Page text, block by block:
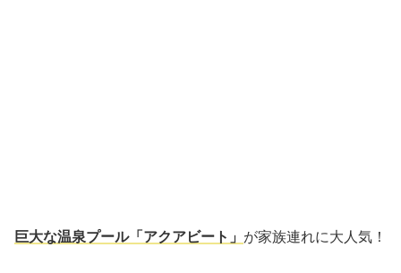
巨大な温泉プール「アクアビート」 が家族連れに大人気！